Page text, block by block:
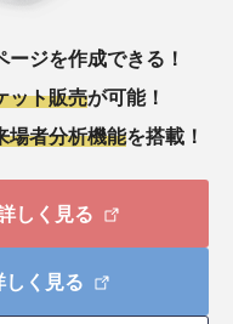
ジを作成できる！
ット販売が可能！
場者分析機能を搭載！
しく見る
しく見る